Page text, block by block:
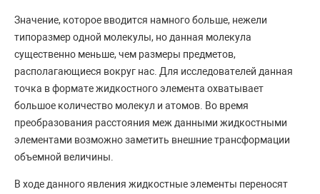
Значение, которое вводится намного больше, нежели
типоразмер одной молекулы, но данная молекула
существенно меньше, чем размеры предметов,
располагающиеся вокруг нас. Для исследователей данная
точка в формате жидкостного элемента охватывает
большое количество молекул и атомов. Во время
преобразования расстояния меж данными жидкостными
элементами возможно заметить внешние трансформации
объемной величины.
В ходе данного явления жидкостные элементы переносят